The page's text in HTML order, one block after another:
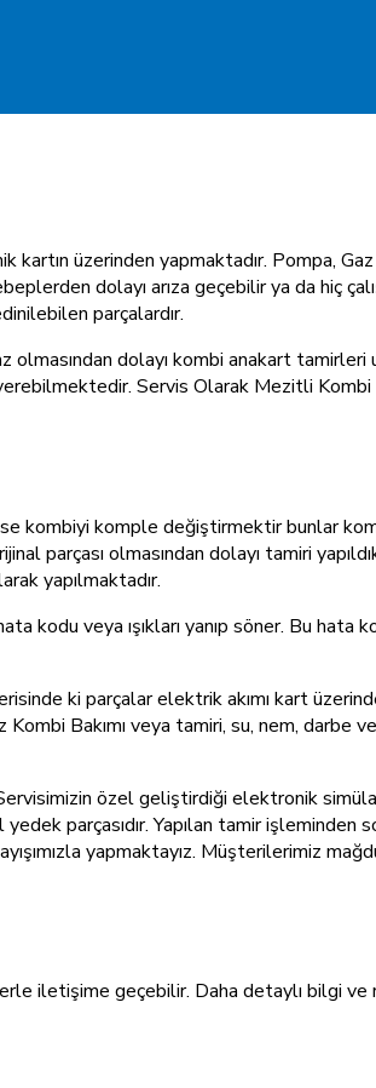
kartın üzerinden yapmaktadır. Pompa,
dolayı arıza geçebilir ya da hiç
parçalardır.
dolayı kombi anakart tamirleri
Servis Olarak Mezitli
kombiyi komple değiştirmektir bunlar
parçası olmasından dolayı tamiri
yapılmaktadır.
veya ışıkları yanıp söner. Bu hata
ki parçalar elektrik akımı kart
Bakımı veya tamiri, su, nem, darbe
özel geliştirdiği elektronik
parçasıdır. Yapılan tamir işleminden
yapmaktayız. Müşterilerimiz
iletişime geçebilir. Daha detaylı bilgi